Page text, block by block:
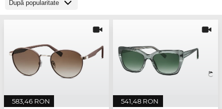
583,46 RON 541,48 RON